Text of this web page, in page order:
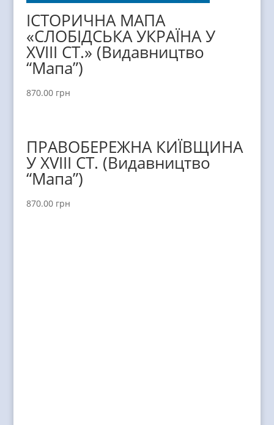
ІСТОРИЧНА МАПА
«СЛОБІДСЬКА УКРАЇНА У
ХVIII СТ.» (Видавництво
“Мапа”)
870.00 грн
ПРАВОБЕРЕЖНА КИЇВЩИНА
У XVIII СТ. (Видавництво
“Мапа”)
870.00 грн